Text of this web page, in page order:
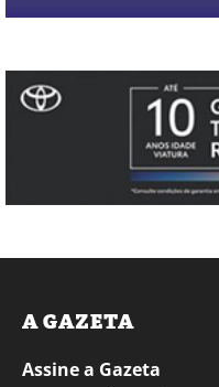
A GAZETA
Assine a Gazeta